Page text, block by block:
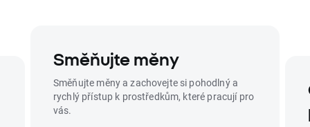
Směňujte měny
Směňujte měny a zachovejte si pohodlný a
rychlý přístup k prostředkům, které pracují pro
vás.